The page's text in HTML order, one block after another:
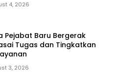
4, 2026
Pejabat Baru Bergerak
Tugas dan Tingkatkan
3, 2026